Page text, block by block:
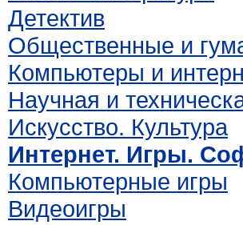
Детектив
Общественные и
Компьютеры и
Научная и
Искусство. Культура
Интернет. Игры.
Компьютерные игры
Видеоигры